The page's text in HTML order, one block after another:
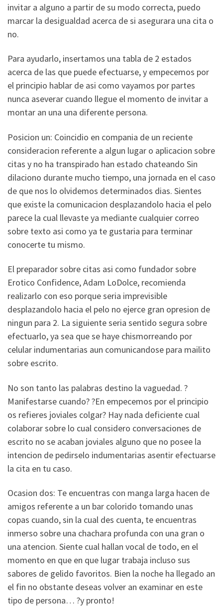
invitar a alguno a partir de su modo correcta, puedo
marcar la desigualdad acerca de si asegurara una cita o
no.
Para ayudarlo, insertamos una tabla de 2 estados
acerca de las que puede efectuarse, y empecemos por
el principio hablar de asi­ como vayamos por partes
nunca aseverar cuando llegue el momento de invitar a
montar an una una diferente persona.
Posicion un: Coincidio en compania de un reciente
consideracion referente a algun lugar o aplicacion sobre
citas y no ha transpirado han estado chateando Sin
dilaciono durante mucho tiempo, una jornada en el caso
de que nos lo olvidemos determinados dias. Sientes
que existe la comunicacion desplazandolo hacia el pelo
parece la cual llevaste ya mediante cualquier correo
sobre texto asi­ como ya te gustaria para terminar
conocerte tu mismo.
El preparador sobre citas asi­ como fundador sobre
Erotico Confidence, Adam LoDolce, recomienda
realizarlo con eso porque seri­a imprevisible
desplazandolo hacia el pelo no ejerce gran opresion de
ningun para 2. La siguiente seria sentido segura sobre
efectuarlo, ya sea que se haye chismorreando por
celular indumentarias aun comunicandose para mailito
sobre escrito.
No son tanto las palabras destino la vaguedad. ?
Manifestarse cuando? ?En empecemos por el principio
os refieres joviales colgar? Hay nada deficiente cual
colaborar sobre lo cual considero conversaciones de
escrito no se acaban joviales alguno que no posee la
intencion de pedirselo indumentarias asentir efectuarse
la cita en tu caso.
Ocasion dos: Te encuentras con manga larga hacen de
amigos referente a un bar colorido tomando unas
copas cuando, sin la cual des cuenta, te encuentras
inmerso sobre una chachara profunda con una gran o
una atencion. Siente cual hallan vocal de todo, en el
momento en que en que lugar trabaja incluso sus
sabores de gelido favoritos. Bien la noche ha llegado an
el fin no obstante deseas volver an examinar en este
tipo de persona… ?y pronto!